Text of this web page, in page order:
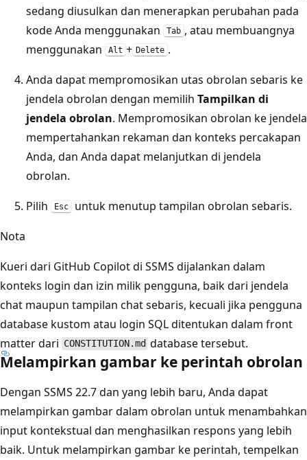
sedang diusulkan dan menerapkan perubahan pada
kode Anda menggunakan
Tab , atau membuangnya
menggunakan
Alt + Delete .
Anda dapat mempromosikan utas obrolan sebaris ke
jendela obrolan dengan memilih Tampilkan di
jendela obrolan. Mempromosikan obrolan ke jendela
mempertahankan rekaman dan konteks percakapan
Anda, dan Anda dapat melanjutkan di jendela
obrolan.
Pilih
Esc
untuk menutup tampilan obrolan sebaris.
Nota
Kueri dari GitHub Copilot di SSMS dijalankan dalam
konteks login dan izin milik pengguna, baik dari jendela
chat maupun tampilan chat sebaris, kecuali jika pengguna
database kustom atau login SQL ditentukan dalam front
matter dari CONSTITUTION.md database tersebut.
Melampirkan gambar ke perintah obrolan
Dengan SSMS 22.7 dan yang lebih baru, Anda dapat
melampirkan gambar dalam obrolan untuk menambahkan
input kontekstual dan menghasilkan respons yang lebih
baik. Untuk melampirkan gambar ke perintah, tempelkan